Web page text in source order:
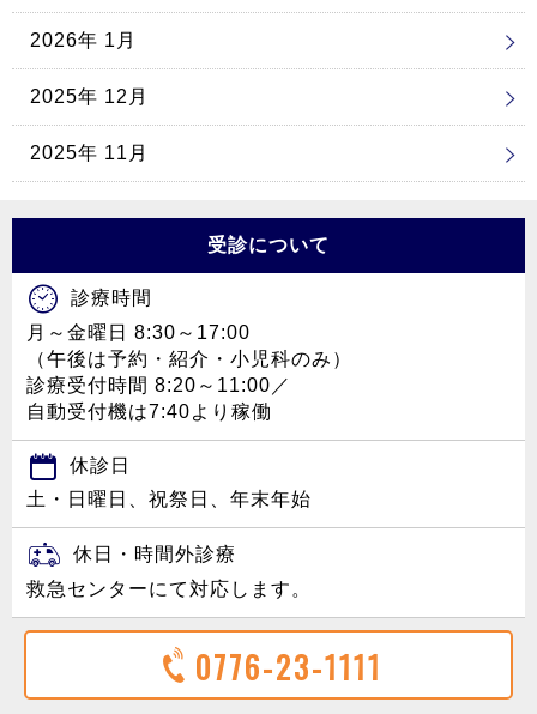
2026年 1月
2025年 12月
2025年 11月
受診について
診療時間
月～金曜日 8:30～17:00
（午後は予約・紹介・小児科のみ）
診療受付時間 8:20～11:00／
自動受付機は7:40より稼働
休診日
土・日曜日、祝祭日、年末年始
休日・時間外診療
救急センターにて対応します。
0776-23-1111